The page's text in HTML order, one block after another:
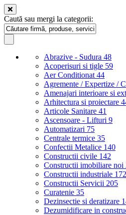
Caută sau mergi la categorii:
Abrazive - Sudura 48
Acoperisuri si tigle 59
Aer Conditionat 44
Agremente / Expertize /
Amenajari interioare si
Arhitectura si proiectare
Articole Sanitare 41
Ascensoare - Lifturi 9
Automatizari 75
Centrale termice 35
Confectii Metalice 140
Constructii civile 142
Constructii imobiliare noi
Constructii industriale 172
Constructii Servicii 205
Curatenie 35
Dezinsectie si deratizare
Dezumidificare in